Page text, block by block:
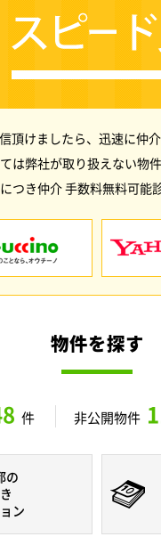
けましたら、迅速に仲
弊社が取り扱えない物
き仲介 手数料無料可能
物件を探す
件 非公開物件
の
ン